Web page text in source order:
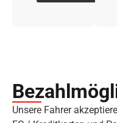
Unsere Fahrer